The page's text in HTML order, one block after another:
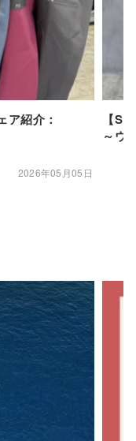
ア紹介：
2026年05月05日
【
～ウ